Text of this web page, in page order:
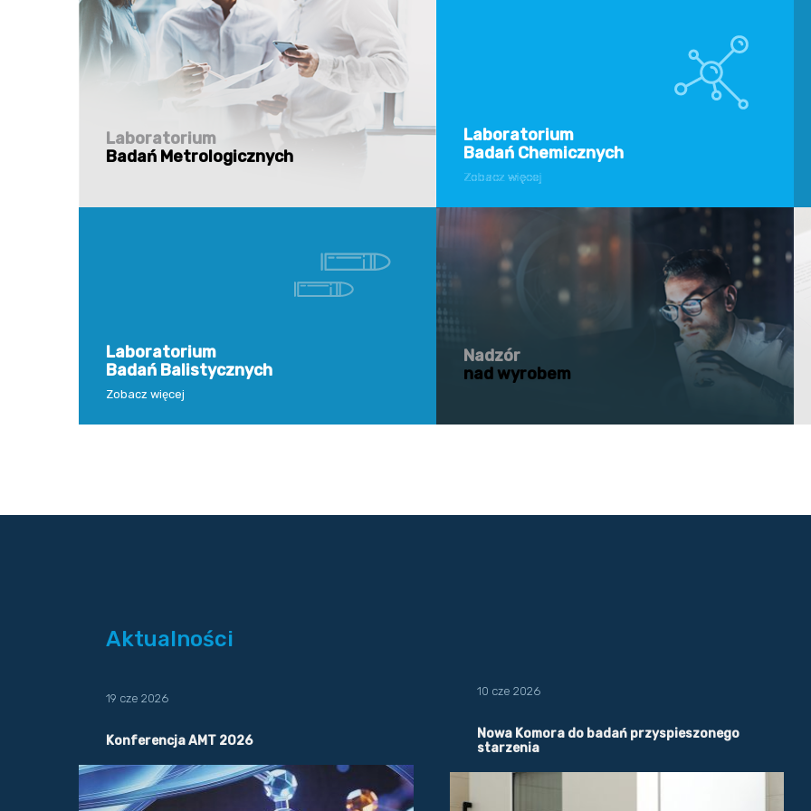
Laboratorium
Badań Metrologicznych
Laboratorium
Badań Chemicznych
Zobacz więcej
Laboratorium
Badań Balistycznych
Zobacz więcej
Nadzór
nad wyrobem
Zobacz więcej
Aktualności
19 cze 2026
Konferencja AMT 2026
10 cze 2026
Nowa Komora do badań przyspieszonego
starzenia